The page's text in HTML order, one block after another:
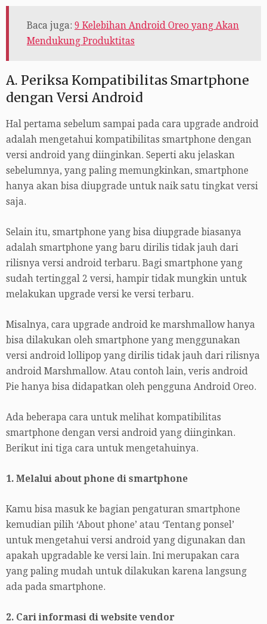
Baca juga: 9 Kelebihan Android Oreo yang Akan
Mendukung Produktitas
A. Periksa Kompatibilitas Smartphone
dengan Versi Android
Hal pertama sebelum sampai pada cara upgrade android
adalah mengetahui kompatibilitas smartphone dengan
versi android yang diinginkan. Seperti aku jelaskan
sebelumnya, yang paling memungkinkan, smartphone
hanya akan bisa diupgrade untuk naik satu tingkat versi
saja.
Selain itu, smartphone yang bisa diupgrade biasanya
adalah smartphone yang baru dirilis tidak jauh dari
rilisnya versi android terbaru. Bagi smartphone yang
sudah tertinggal 2 versi, hampir tidak mungkin untuk
melakukan upgrade versi ke versi terbaru.
Misalnya, cara upgrade android ke marshmallow hanya
bisa dilakukan oleh smartphone yang menggunakan
versi android lollipop yang dirilis tidak jauh dari rilisnya
android Marshmallow. Atau contoh lain, veris android
Pie hanya bisa didapatkan oleh pengguna Android Oreo.
Ada beberapa cara untuk melihat kompatibilitas
smartphone dengan versi android yang diinginkan.
Berikut ini tiga cara untuk mengetahuinya.
1. Melalui about phone di smartphone
Kamu bisa masuk ke bagian pengaturan smartphone
kemudian pilih ‘About phone’ atau ‘Tentang ponsel’
untuk mengetahui versi android yang digunakan dan
apakah upgradable ke versi lain. Ini merupakan cara
yang paling mudah untuk dilakukan karena langsung
ada pada smartphone.
2. Cari informasi di website vendor